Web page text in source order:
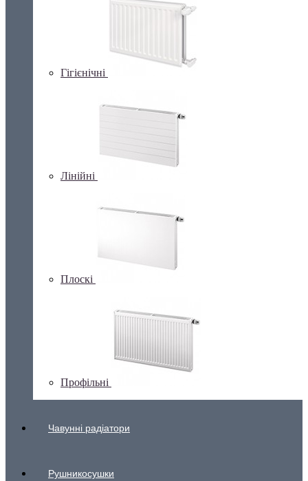
Гігієнічні
Лінійні
Плоскі
Профільні
Чавунні радіатори
Рушникосушки